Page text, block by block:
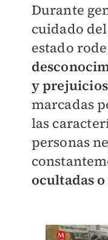
Durante
cuidado
estado
y prejuicios
marcadas
las
personas
ocultadas